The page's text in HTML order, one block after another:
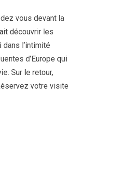
vous devant la
découvrir les
l’intimité
d’Europe qui
Sur le retour,
votre visite